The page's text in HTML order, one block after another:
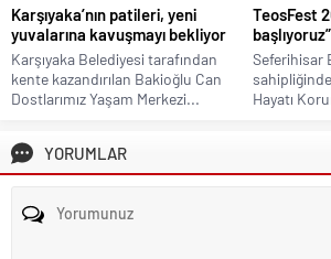
Karşıyaka’nın patileri, yeni
yuvalarına kavuşmayı bekliyor
Karşıyaka Belediyesi tarafından
kente kazandırılan Bakioğlu Can
Dostlarımız Yaşam Merkezi...
TeosFest
Seferihisar
Hayatı
YORUMLAR